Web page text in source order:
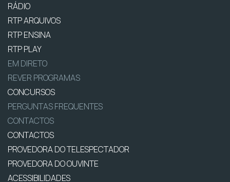
RÁDIO
RTP ARQUIVOS
RTP ENSINA
RTP PLAY
EM DIRETO
REVER PROGRAMAS
CONCURSOS
PERGUNTAS FREQUENTES
CONTACTOS
CONTACTOS
PROVEDORA DO TELESPECTADOR
PROVEDORA DO OUVINTE
ACESSIBILIDADES